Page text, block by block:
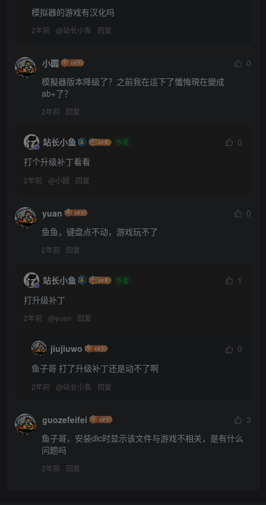
模拟器的游戏有汉化吗
2年前 @站长小鱼 回复
小圆
0
模擬器版本降級了？之前我在這下了懺悔現在變成
ab+了？
2年前 回复
站长小鱼 作者
0
打个升级补丁看看
2年前 @小圆 回复
yuan
0
鱼鱼，键盘点不动，游戏玩不了
2年前 回复
站长小鱼 作者
1
打升级补丁
2年前 @yuan 回复
jiujiuwo
0
鱼子哥 打了升级补丁还是动不了啊
2年前 @站长小鱼 回复
guozefeifei
3
鱼子哥，安装dlc时显示该文件与游戏不相关，是有什么
问题吗
2年前 回复